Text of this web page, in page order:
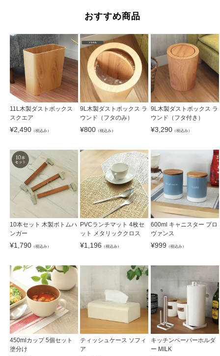
おすすめ商品
11L木製ダストボックス
スクエア
¥2,490 （税込み）
9L木製ダストボックス ラ
ウンド（フタのみ）
¥800 （税込み）
9L木製ダストボックス ラ
ウンド（フタ付き）
¥3,290（税込み）
10本セット 木製ボトムハ
ンガー
¥1,790 （税込み）
PVCランチマット 4枚セ
ット メタリッククロス
¥1,196 （税込み）
600ml キャニスター プロ
ヴァンス
¥999 （税込み）
450mlカップ 5個セット
塗分け
ティッシュケース ソフィ
ア
キッチンペーパーホルダ
ー MILK